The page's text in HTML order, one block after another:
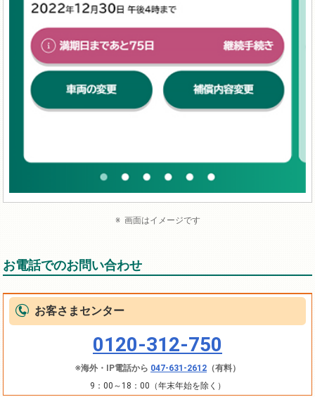
画面はイメージです
お電話でのお問い合わせ
お客さまセンター
0120-312-750
※海外・IP電話から 047-631-2612 （有料）
9：00～18：00（年末年始を除く）